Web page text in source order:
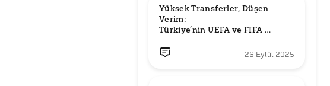
Yüksek Transferler, Düşen
Verim:
Türkiye’nin UEFA ve FIFA
26 Eylül 2025